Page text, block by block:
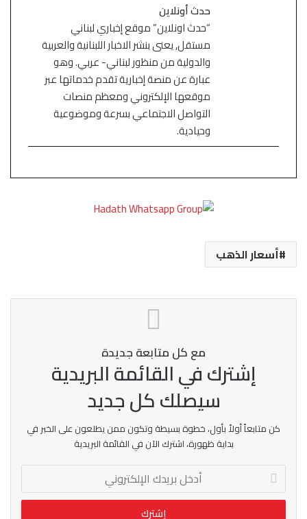
حدث أونلاين
“حدث اونلاين” موقع إخباري لبناني
مستقل, يعنى بنشر الاخبار اللبنانية والعربية
والدولية من منظور لبناني- عربي. وهو
عبارة عن منصة إخبارية تقدم خدماتها عبر
موقعها الإلكتروني ومعظم منصات
التواصل الاجتماعي بسرعة وموضوعية
وحيادية.
أسعار الذهب
مع كل متابعة جديدة
إشترك في القائمة البريدية
سيصلك كل جديد
كن متابعاً أولاً بأول، خطوة بسيطة وتكون ممن يطلعون على الخبر في
بداية ظهورة، اشترك الآن في القائمة البريدية
أدخل
بريدك
الإلكتروني